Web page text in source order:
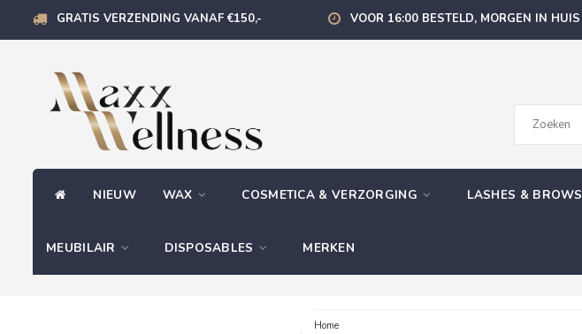
GRATIS VERZENDING VANAF €150,- VOOR 16:00 BESTELD, MORGEN IN HUIS
NIEUW WAX COSMETICA & VERZORGING LASHES & BROWS
MEUBILAIR DISPOSABLES MERKEN
Home